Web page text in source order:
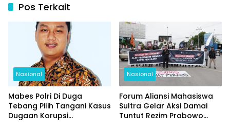
Pos Terkait
Nasional
Mabes Polri Di Duga
Tebang Pilih Tangani Kasus
Dugaan Korupsi
Nasional
Forum Aliansi Mahasiswa
Sultra Gelar Aksi Damai
Tuntut Rezim Prabowo